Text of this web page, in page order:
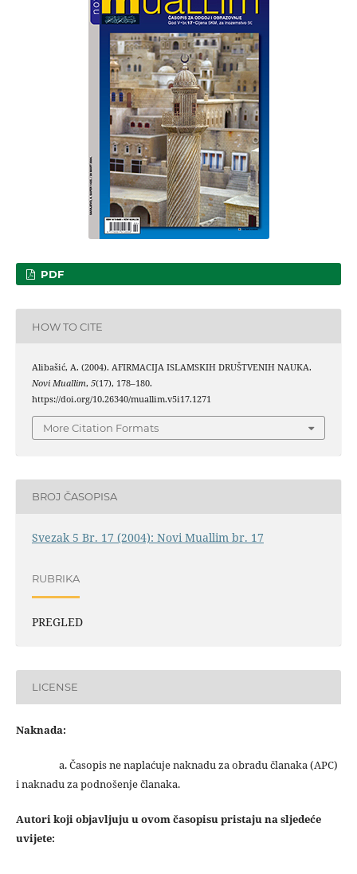
PDF
HOW TO CITE
Alibašić, A. (2004). AFIRMACIJA ISLAMSKIH DRUŠTVENIH NAUKA.
Novi Muallim, 5(17), 178–180.
https://doi.org/10.26340/muallim.v5i17.1271
More Citation Formats
BROJ ČASOPISA
Svezak 5 Br. 17 (2004): Novi Muallim br. 17
RUBRIKA
PREGLED
LICENSE
Naknada:
a. Časopis ne naplaćuje naknadu za obradu članaka (APC)
i naknadu za podnošenje članaka.
Autori koji objavljuju u ovom časopisu pristaju na sljedeće
uvijete: